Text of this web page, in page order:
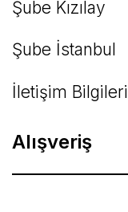
Şube Kızılay
Şube İstanbul
İletişim Bilgileri
Alışveriş